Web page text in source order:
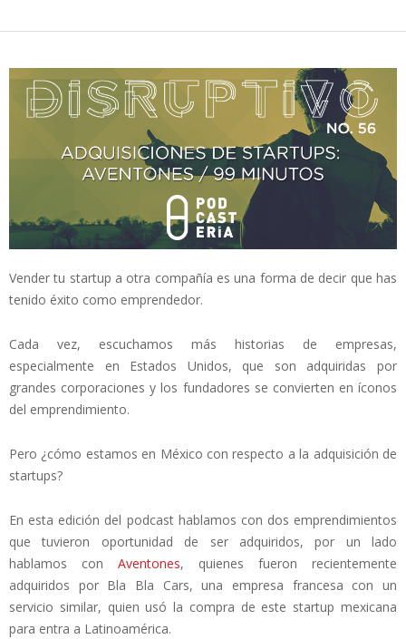
Vender tu startup a otra compañía es una forma de decir que has
tenido éxito como emprendedor.
Cada vez, escuchamos más historias de empresas,
especialmente en Estados Unidos, que son adquiridas por
grandes corporaciones y los fundadores se convierten en íconos
del emprendimiento.
Pero ¿cómo estamos en México con respecto a la adquisición de
startups?
En esta edición del podcast hablamos con dos emprendimientos
que tuvieron oportunidad de ser adquiridos, por un lado
hablamos con Aventones, quienes fueron recientemente
adquiridos por Bla Bla Cars, una empresa francesa con un
servicio similar, quien usó la compra de este startup mexicana
para entra a Latinoamérica.